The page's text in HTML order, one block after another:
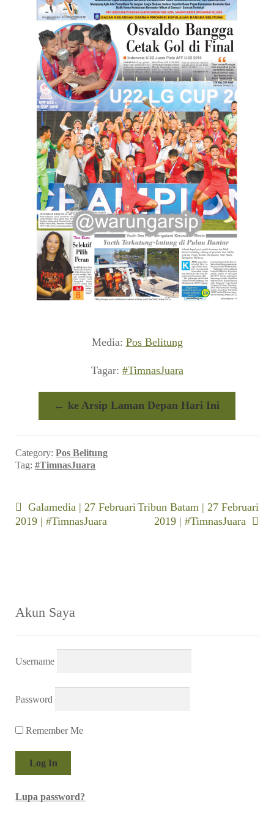
child
menu
Alamat
Rekening
Reseller
Media: Pos Belitung
Tagar: #TimnasJuara
← ke Arsip Laman Depan Hari Ini
Category:Pos Belitung
Tag:#TimnasJuara
Navigasi
Previous
post:
Galamedia | 27 Februari
2019 | #TimnasJuara
Next
post:
Tribun Batam | 27 Februari
2019 | #TimnasJuara
Akun Saya
Username
Password
Remember Me
Lupa password?